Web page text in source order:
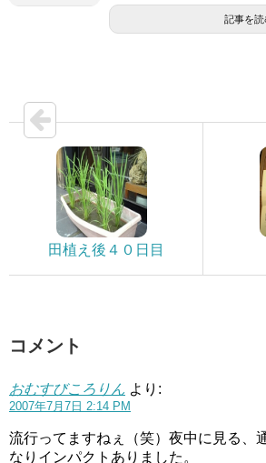
記事を読
田植え後４０日目
コメント
おむすびころりん より:
2007年7月7日 2:14 PM
流行ってますねぇ（笑）夜中に見る、
なりインパクトありました。